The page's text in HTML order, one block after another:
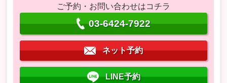
ご予約・お問い合わせはコチラ
03-6424-7922
ネット予約
LINE予約